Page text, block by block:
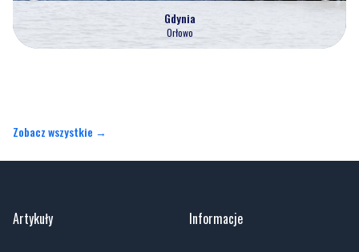
Gdynia
Orłowo
Zobacz wszystkie →
Artykuły Informacje